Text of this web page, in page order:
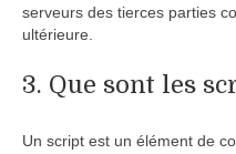
serveurs des tierces parties
ultérieure.
3. Que sont les
Un script est un élément de